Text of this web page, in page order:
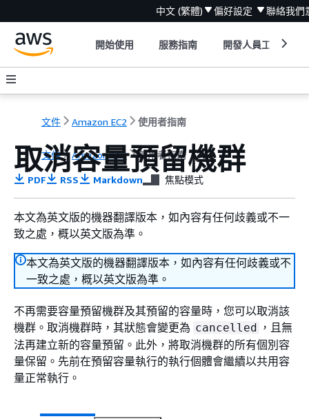
中文 (繁體) 偏好設定 聯絡我們
開始使用 服務指南 開發人員工具
文件 Amazon EC2 使用者指南
文件 Amazon EC2 使用者指南
取消容量預留機群
PDF RSS Markdown 焦點模式
本文為英文版的機器翻譯版本，如內容有任何歧義或不一
致之處，概以英文版為準。
本文為英文版的機器翻譯版本，如內容有任何歧義或不
一致之處，概以英文版為準。
不再需要容量預留機群及其預留的容量時，您可以取消該
機群。取消機群時，其狀態會變更為 cancelled ，且無
法再建立新的容量預留。此外，將取消機群的所有個別容
量保留。先前在預留容量執行的執行個體會繼續以共用容
量正常執行。